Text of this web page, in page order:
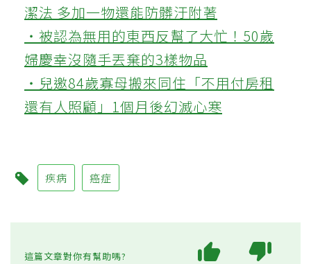
潔法 多加一物還能防髒汙附著
‧被認為無用的東西反幫了大忙！50歲
婦慶幸沒隨手丟棄的3樣物品
‧兒邀84歲寡母搬來同住「不用付房租
還有人照顧」1個月後幻滅心寒
疾病 癌症
這篇文章對你有幫助嗎?